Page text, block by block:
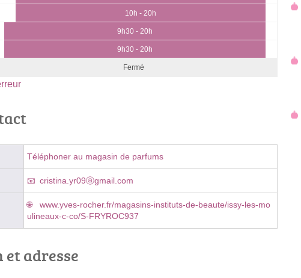
10h - 20h
9h30 - 20h
9h30 - 20h
Fermé
Téléphoner au magasin de parfums
cristina.yr09ⓐgmail.com
www.yves-rocher.fr/magasins-instituts-de-beaute/issy-les-mo
ulineaux-c-co/S-FRYROC937
et adresse